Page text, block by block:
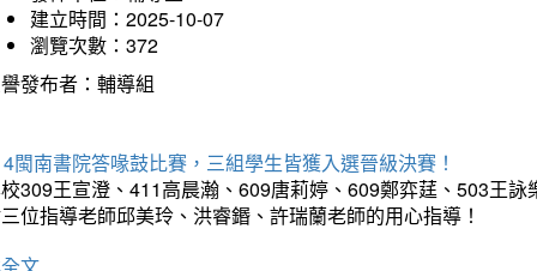
建立時間：2025-10-07
瀏覽次數：372
發布者：輔導組
閩南書院答喙鼓比賽，三組學生皆獲入選晉級決賽！
309王宣澄、411高晨瀚、609唐莉婷、609鄭弈莛、503王
位指導老師邱美玲、洪睿鍲、許瑞蘭老師的用心指導！